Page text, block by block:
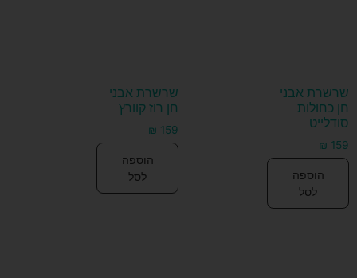
שרשרת אבני
חן כחולות
סודלייט
₪ 159
הוספה
לסל
שרשרת אבני
חן רוז קוורץ
₪ 159
הוספה
לסל